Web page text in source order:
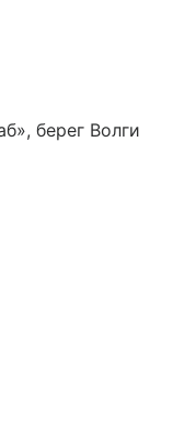
берег Волги